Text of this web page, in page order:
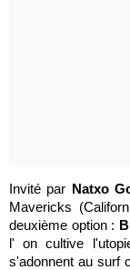
Invité par Natxo
Mavericks
deuxième option :
l' on cultive
s'adonnent au surf